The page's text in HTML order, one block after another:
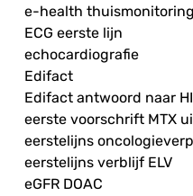
e-health
ECG eerste lijn
echocardiografie
Edifact
Edifact antwoord naar
eerste voorschrift MTX
eerstelijns
eerstelijns verblijf ELV
eGFR DOAC